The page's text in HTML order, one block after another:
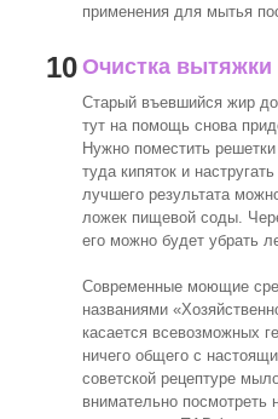
применения для мытья
10 Очистка
Старый въевшийся жир
тут на помощь снова
Нужно поместить
туда кипяток и
лучшего результата
ложек пищевой соды.
его можно будет убрать
Современные моющие
названиями
касается всевозможных
ничего общего с
советской рецептуре
внимательно посмотреть